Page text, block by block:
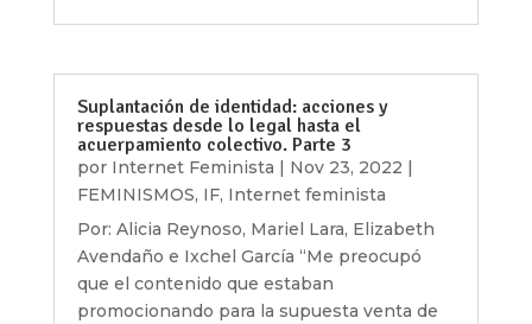
Suplantación de identidad: acciones y
respuestas desde lo legal hasta el
acuerpamiento colectivo. Parte 3
por Internet Feminista Nov 23, 2022
FEMINISMOS, IF, Internet feminista
Por: Alicia Reynoso, Mariel Lara, Elizabeth
Avendaño e Ixchel García “Me preocupó
que el contenido que estaban
promocionando para la supuesta venta de